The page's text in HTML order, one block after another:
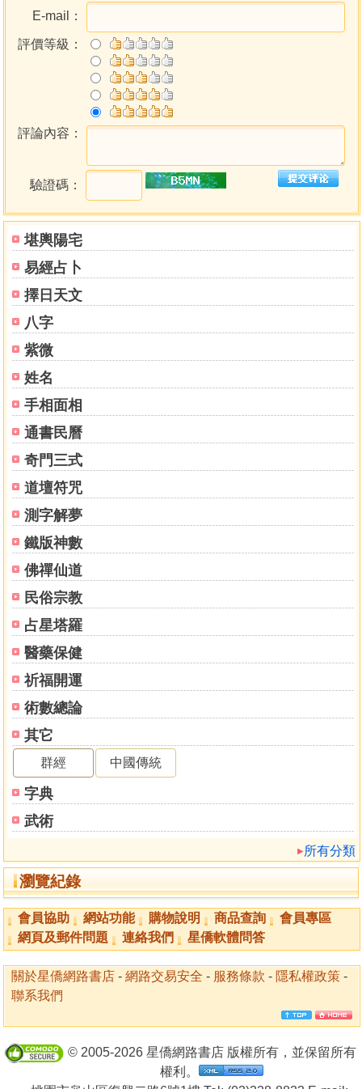
堪輿陽宅
易經占卜
擇日天文
八字
紫微
姓名
手相面相
通書民曆
奇門三式
道壇符咒
測字解夢
鐵版神數
佛禪仙道
民俗宗教
占星塔羅
醫藥保健
祈福開運
術數總論
其它
群經 中國傳統
字典
武術
所有分類
瀏覽紀錄
二六、陽陰性附錄五氣
二七、百家姓註解附五行
E-mail：
評價等級：
評論內容：
驗證碼：
會員協助 網站功能 購物說明 商品查詢
會員專區
網頁及郵件問題
連絡我們 星僑軟體問答
關於星僑網路書店 - 網路交易安全 - 服務條款 - 隱私權政策 -
聯系我們
© 2005-2026 星僑網路書店 版權所有，並保留所有
權利。